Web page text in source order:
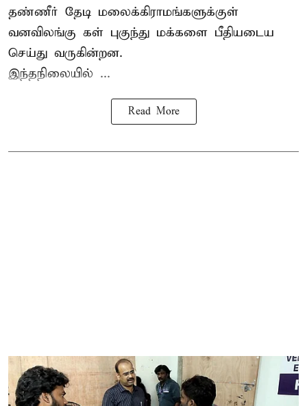
தண்ணீர் தேடி மலைக்கிராமங்களுக்குள்
வனவிலங்கு கள் புகுந்து மக்களை பீதியடைய
செய்து வருகின்றன.
இந்தநிலையில் ...
Read More